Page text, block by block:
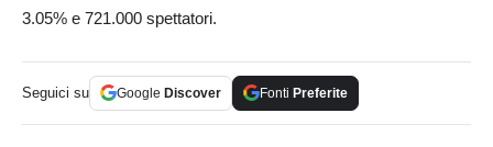
3.05% e 721.000 spettatori.
Seguici su Google Discover Fonti Preferite